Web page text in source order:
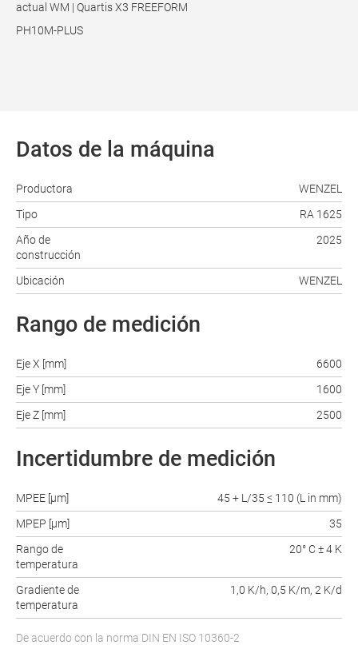
actual WM | Quartis X3 FREEFORM
PH10M-PLUS
Datos de la máquina
Productora
WENZEL
Tipo
RA 1625
Año de
construcción
2025
Ubicación WENZEL
Rango de medición
Eje X [mm]
6600
Eje Y [mm]
1600
Eje Z [mm]
2500
Incertidumbre de medición
MPEE [μm]
45 + L/35 ≤ 110 (L in mm)
MPEP [μm]
35
Rango de
temperatura
20° C ± 4 K
Gradiente de
temperatura
1,0 K/h, 0,5 K/m, 2 K/d
De acuerdo con la norma DIN EN ISO 10360-2